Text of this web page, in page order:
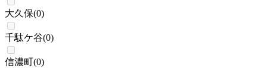
大久保(0)
千駄ケ谷(0)
信濃町(0)